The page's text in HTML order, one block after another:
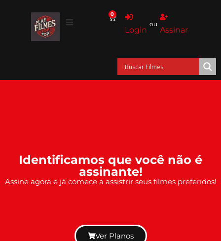
0
Login
ou
Assinar
Identificamos que você não é
assinante!
Assine agora e já comece a assistrir seus filmes preferidos!
Ver Planos